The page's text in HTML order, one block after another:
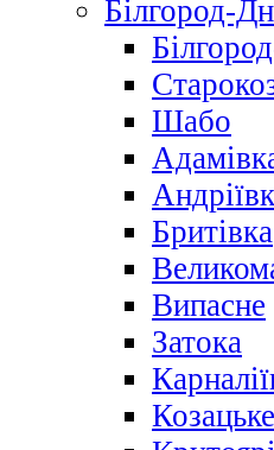
Білгород-
Шабо
Бритівка
Випасне
Затока
Козацьке